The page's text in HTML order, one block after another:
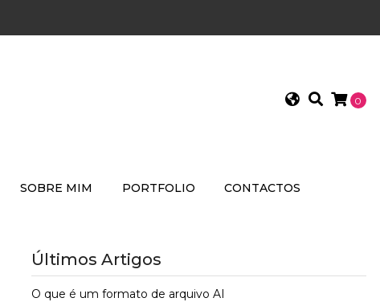
0
SOBRE MIM PORTFOLIO CONTACTOS
Últimos Artigos
O que é um formato de arquivo AI